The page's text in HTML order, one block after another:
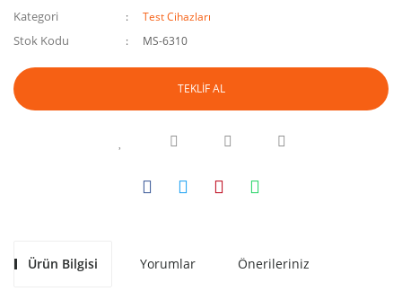
Kategori Test Cihazları
Stok Kodu MS-6310
TEKLİF AL
Ürün Bilgisi Yorumlar Önerileriniz